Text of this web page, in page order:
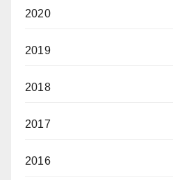
2020
2019
2018
2017
2016